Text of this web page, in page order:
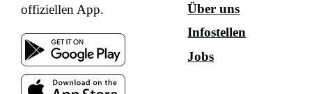
offiziellen App.
Über uns
Infostellen
Jobs